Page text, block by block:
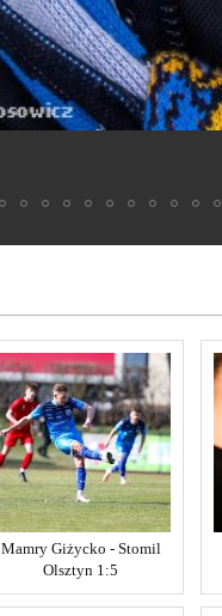
Mamry Giżycko - Stomil
Olsztyn 1:5